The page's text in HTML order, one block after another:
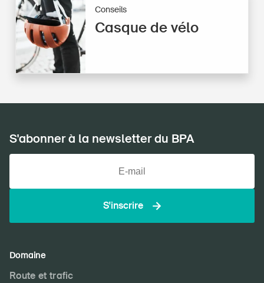
Conseils
Casque de vélo
S'abonner à la newsletter du BPA
S'inscrire
Domaine
Route et trafic